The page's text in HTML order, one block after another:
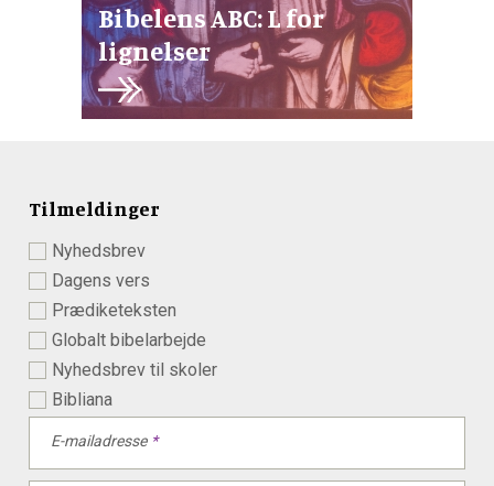
Bibelens ABC: L for
lignelser
Tilmeldinger
Nyhedsbrev
Dagens vers
Prædiketeksten
Globalt bibelarbejde
Nyhedsbrev til skoler
Bibliana
E-mailadresse